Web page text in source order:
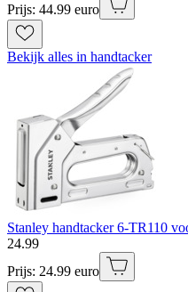
Prijs: 44.99 euro
Bekijk alles in handtacker
Stanley handtacker 6-TR110
24.99
Prijs: 24.99 euro